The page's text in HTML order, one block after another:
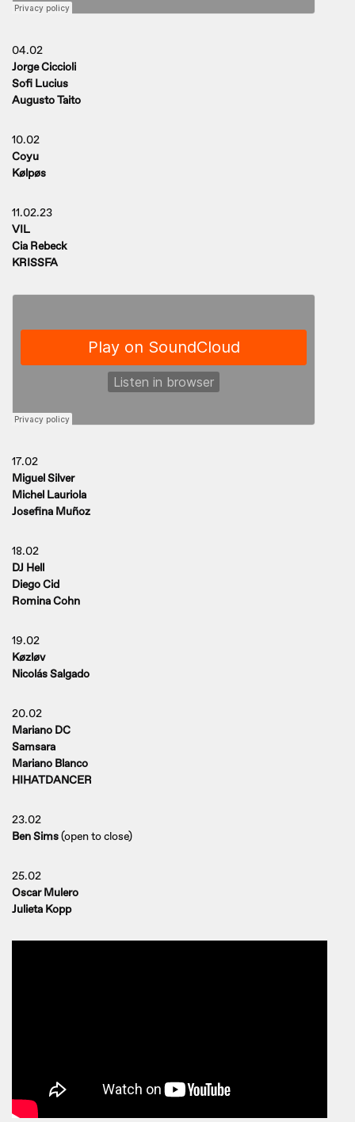
04.02
Jorge Ciccioli
Sofi Lucius
Augusto Taito
10.02
Coyu
Kølpøs
11.02.23
VIL
Cia Rebeck
KRISSFA
17.02
Miguel Silver
Michel Lauriola
Josefina Muñoz
18.02
DJ Hell
Diego Cid
Romina Cohn
19.02
Køzløv
Nicolás Salgado
20.02
Mariano DC
Samsara
Mariano Blanco
HIHATDANCER
23.02
Ben Sims(open to close)
25.02
Oscar Mulero
Julieta Kopp